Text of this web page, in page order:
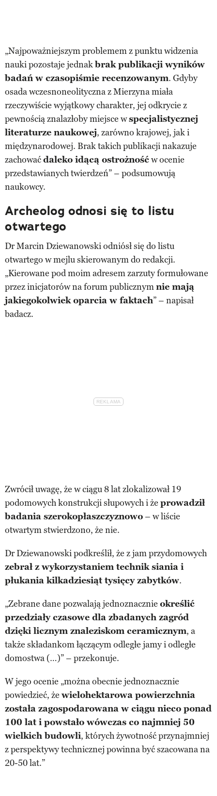
„Najpoważniejszym problemem z punktu widzenia
nauki pozostaje jednakbrak publikacji wyników
badań w czasopiśmie recenzowanym. Gdyby
osada wczesnoneolityczna z Mierzyna miała
rzeczywiście wyjątkowy charakter, jej odkrycie z
pewnością znalazłoby miejsce wspecjalistycznej
literaturze naukowej, zarówno krajowej, jak i
międzynarodowej. Brak takich publikacji nakazuje
zachowaćdaleko idącą ostrożnośćw ocenie
przedstawianych twierdzeń” – podsumowują
naukowcy.
Archeolog odnosi się to listu
otwartego
Dr Marcin Dziewanowski odniósł się do listu
otwartego w mejlu skierowanym do redakcji.
„Kierowane pod moim adresem zarzuty formułowane
przez inicjatorów na forum publicznymnie mają
jakiegokolwiek oparcia w faktach” – napisał
badacz.
Zwrócił uwagę, że w ciągu 8 lat zlokalizował 19
podomowych konstrukcji słupowych i że prowadził
badania szerokopłaszczyznowo– w liście
otwartym stwierdzono, że nie.
Dr Dziewanowski podkreślił, że z jam przydomowych
zebrał z wykorzystaniem technik siania i
płukania kilkadziesiąt tysięcy zabytków.
„Zebrane dane pozwalają jednoznacznie określić
przedziały czasowe dla zbadanych zagród
dzięki licznym znaleziskom ceramicznym, a
także składankom łączącym odległe jamy i odległe
domostwa (…)” – przekonuje.
W jego ocenie „można obecnie jednoznacznie
powiedzieć, że wielohektarowa powierzchnia
została zagospodarowana w ciągu nieco ponad
100 lat i powstało wówczas co najmniej 50
wielkich budowli, których żywotność przynajmniej
z perspektywy technicznej powinna być szacowana na
20-50 lat.”